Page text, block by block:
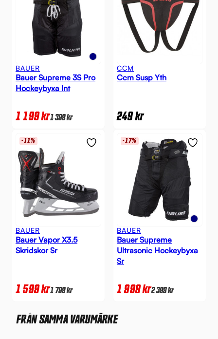
BAUER
Bauer Supreme 3S Pro
Hockeybyxa Int
1 199kr1 399kr
CCM
Ccm Susp Yth
249kr
-11%
BAUER
Bauer Vapor X3.5
Skridskor Sr
1 599kr1 799kr
-17%
BAUER
Bauer Supreme
Ultrasonic Hockeybyxa
Sr
1 999kr2 399kr
FRÅN SAMMA VARUMÄRKE